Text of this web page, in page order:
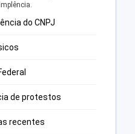
do CNPJ
de protestos
recentes